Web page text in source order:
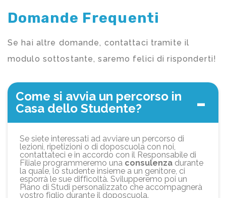
Domande Frequenti
Se hai altre domande, contattaci tramite il
modulo sottostante, saremo felici di risponderti!
Come si avvia un percorso in
Casa dello Studente?
Se siete interessati ad avviare un percorso di
lezioni, ripetizioni o di doposcuola con noi,
contattateci e in accordo con il Responsabile di
Filiale programmeremo una consulenza durante
la quale, lo studente insieme a un genitore, ci
esporrà le sue difficoltà. Svilupperemo poi un
Piano di Studi personalizzato che accompagnerà
vostro figlio durante il doposcuola.